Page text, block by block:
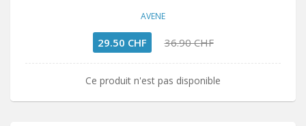
AVENE
29.50 CHF 36.90 CHF
Ce produit n'est pas disponible